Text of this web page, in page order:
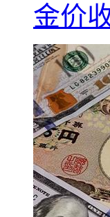
金价